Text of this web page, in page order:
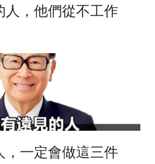
人，他們從不工作
，一定會做這三件